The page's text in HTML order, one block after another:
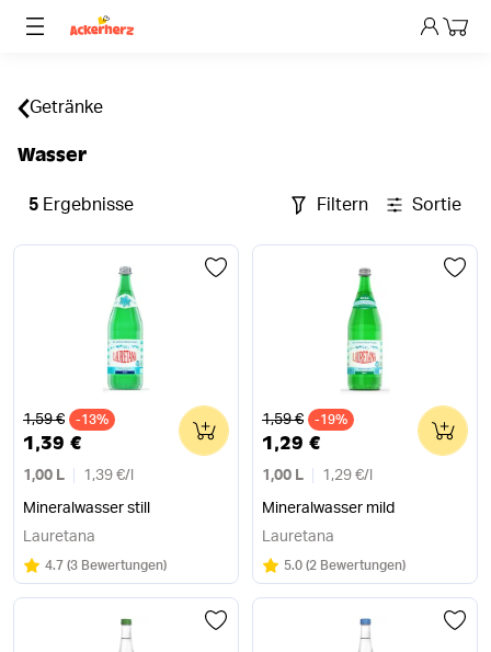
Dein
Getränke
Wasser
5 Ergebnisse Filtern Sortieren
Alter Preis
1,59 € -13%
1,39 €
1,00 L 1,39 €/
Mineralwasser still
0
Lauretana
Bewertung:
4.7/5
(3 Bewertungen)
Alter Preis
1,59 € -19%
1,29 €
1,00 L 1,29 €/
Mineralwasser mild
0
Lauretana
Bewertung:
5.0/5
(2 Bewertungen)